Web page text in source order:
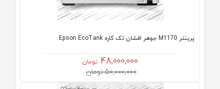
پرینتر M1170 جوهر افشان تک کاره Epson EcoTank
48,000,000 تومان
50,000,000 تومان